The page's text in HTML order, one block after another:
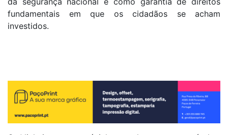
fundamentais em que os cidadãos se acham
investidos.